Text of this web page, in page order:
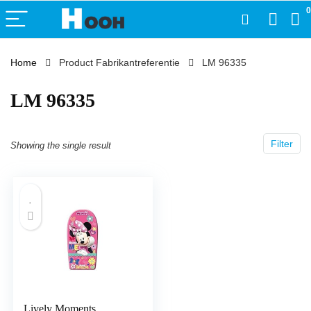
0
Home Product Fabrikantreferentie ‎LM 96335
‎LM 96335
Filter
Showing the single result
Lively Moments